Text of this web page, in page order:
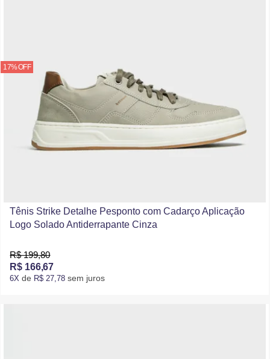
17% OFF
Tênis Strike Detalhe Pesponto com Cadarço Aplicação
Logo Solado Antiderrapante Cinza
R$ 199,80
R$ 166,67
6X de R$ 27,78 sem juros